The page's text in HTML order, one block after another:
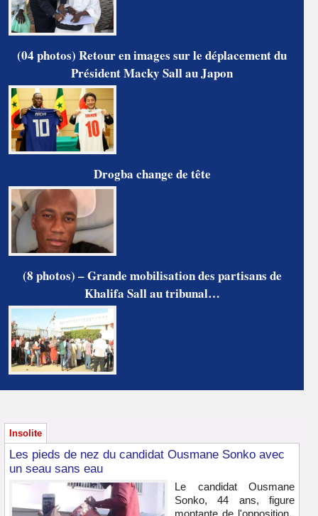
(04 photos) Retour en images sur le déplacement du
Président Macky Sall au Japon
Drogba change de tête
(8 photos) – Grande mobilisation des partisans de
Khalifa Sall au tribunal…
Insolite
Les pieds de nez du candidat Ousmane Sonko avec
un seau sans eau
Le candidat Ousmane
Sonko, 44 ans, figure